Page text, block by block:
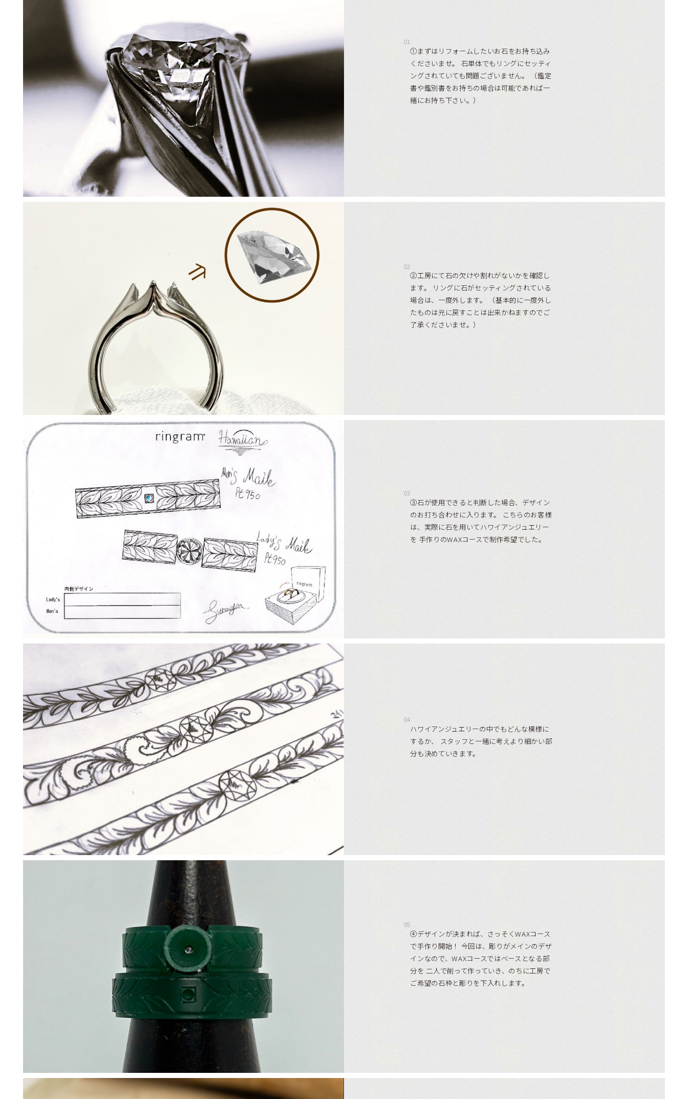
01
①まずはリフォームしたいお石をお持ち込み
くださいませ。 石単体でもリングにセッティ
ングされていても問題ございません。 （鑑定
書や鑑別書をお持ちの場合は可能であれば一
緒にお持ち下さい。）
02
②工房にて石の欠けや割れがないかを確認し
ます。 リングに石がセッティングされている
場合は、一度外します。 （基本的に一度外し
たものは元に戻すことは出来かねますのでご
了承くださいませ。）
03
③石が使用できると判断した場合、デザイン
のお打ち合わせに入ります。 こちらのお客様
は、実際に石を用いてハワイアンジュエリー
を 手作りのWAXコースで制作希望でした。
04
ハワイアンジュエリーの中でもどんな模様に
するか、 スタッフと一緒に考えより細かい部
分も決めていきます。
05
④デザインが決まれば、さっそくWAXコース
で手作り開始！ 今回は、彫りがメインのデザ
インなので、WAXコースではベースとなる部
分を 二人で削って作っていき、のちに工房で
ご希望の石枠と彫りを下入れします。